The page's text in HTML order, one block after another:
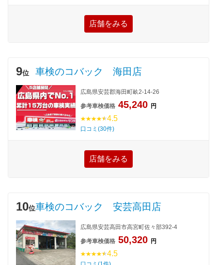
店舗をみる
9位 車検のコバック 海田店
広島県安芸郡海田町畝2-14-26
参考車検価格 45,240 円
4.5
口コミ(30件)
店舗をみる
10位車検のコバック 安芸高田店
広島県安芸高田市高宮町佐々部392-4
参考車検価格 50,320 円
4.5